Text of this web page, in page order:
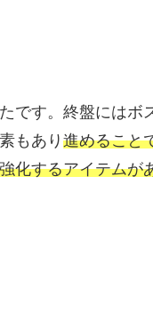
です。終盤にはボ
もあり進めること
化するアイテムが